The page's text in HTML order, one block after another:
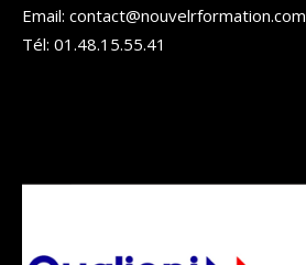
Email: contact@nouvelrformation.com
Tél: 01.48.15.55.41